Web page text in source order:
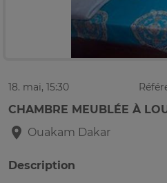
18. mai, 15:30
CHAMBRE MEUBLÉE À
Ouakam Dakar
Description